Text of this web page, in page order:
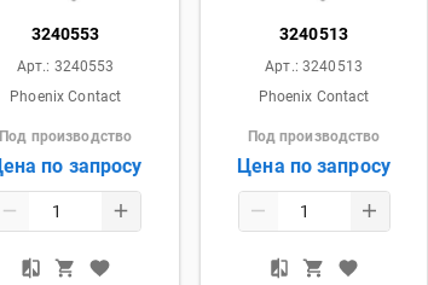
3240553
Арт.: 3240553
Phoenix Contact
Под производство
по запросу
3240513
Арт.: 3240513
Phoenix Contact
Под производство
Цена по запросу